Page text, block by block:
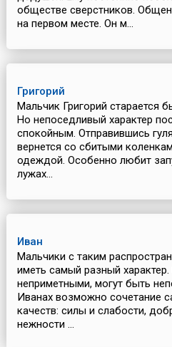
обществе сверстников.
на первом месте. Он м...
Григорий
Мальчик Григорий старается
Но непоседливый характер
спокойным. Отправившись
вернется со сбитыми
одеждой. Особенно любит
лужах...
Иван
Мальчики с таким
иметь самый разный
неприметными, могут быть
Иванах возможно сочетание
качеств: силы и слабости,
нежности ...